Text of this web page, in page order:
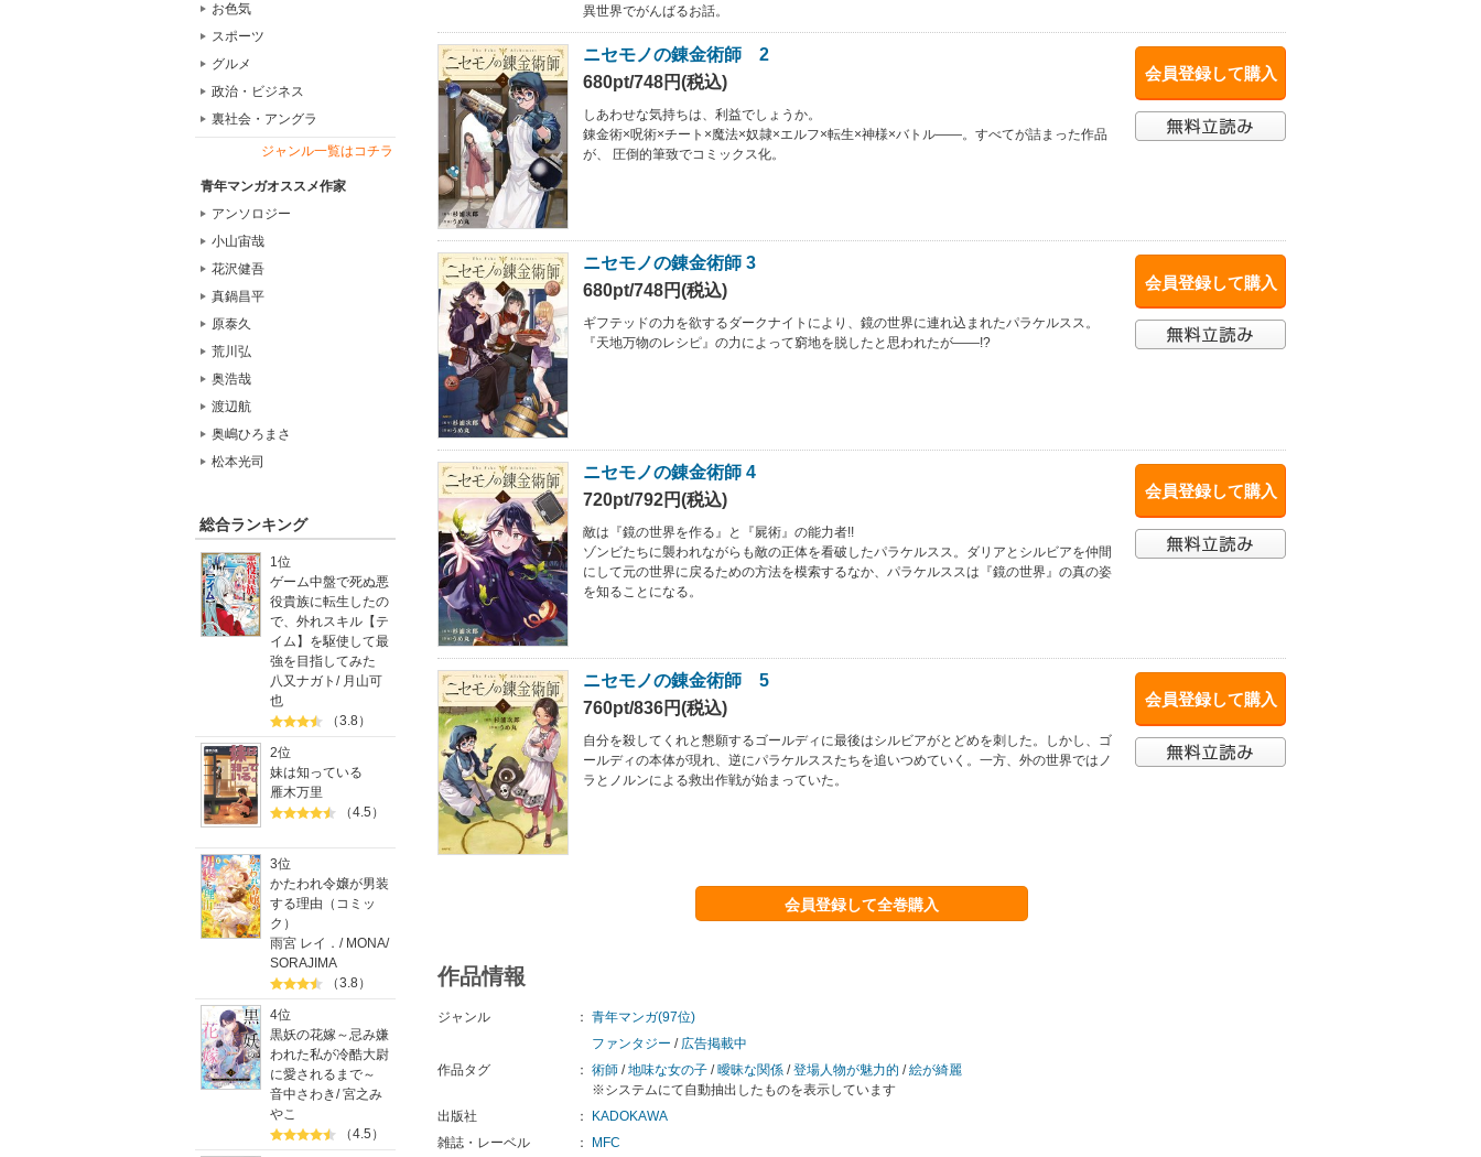
お色気
スポーツ
グルメ
政治・ビジネス
裏社会・アングラ
ジャンル一覧はコチラ
青年マンガオススメ作家
アンソロジー
小山宙哉
花沢健吾
真鍋昌平
原泰久
荒川弘
奥浩哉
渡辺航
奥嶋ひろまさ
松本光司
総合ランキング
1位
ゲーム中盤で死ぬ悪
役貴族に転生したの
で、外れスキル【テ
イム】を駆使して最
強を目指してみた
八又ナガト / 月山可
也
（3.8）
2位
妹は知っている
雁木万里
（4.5）
3位
かたわれ令嬢が男装
する理由（コミッ
ク）
雨宮 レイ． / MONA/
SORAJIMA
（3.8）
4位
黒妖の花嫁～忌み嫌
われた私が冷酷大尉
に愛されるまで～
音中さわき/宮之み
やこ
（4.5）
異世界でがんばるお話。
会員登録して購入
ニセモノの錬金術師 2
680pt/748円(税込)
しあわせな気持ちは、利益でしょうか。
錬金術×呪術×チート×魔法×奴隷×エルフ×転生×神様×バトル――。すべてが詰まった作品
が、 圧倒的筆致でコミックス化。
会員登録して購入
ニセモノの錬金術師 3
680pt/748円(税込)
ギフテッドの力を欲するダークナイトにより、鏡の世界に連れ込まれたパラケルスス。
『天地万物のレシピ』の力によって窮地を脱したと思われたが――!?
会員登録して購入
ニセモノの錬金術師 4
720pt/792円(税込)
敵は『鏡の世界を作る』と『屍術』の能力者!!
ゾンビたちに襲われながらも敵の正体を看破したパラケルスス。ダリアとシルビアを仲間
にして元の世界に戻るための方法を模索するなか、パラケルススは『鏡の世界』の真の姿
を知ることになる。
会員登録して購入
ニセモノの錬金術師 5
760pt/836円(税込)
自分を殺してくれと懇願するゴールディに最後はシルビアがとどめを刺した。しかし、ゴ
ールディの本体が現れ、逆にパラケルススたちを追いつめていく。一方、外の世界ではノ
ラとノルンによる救出作戦が始まっていた。
会員登録して全巻購入
作品情報
ジャンル ： 青年マンガ(97位)
ファンタジー / 広告掲載中
作品タグ
： 術師 /地味な女の子 /曖昧な関係 /登場人物が魅力的 /絵が綺麗
※システムにて自動抽出したものを表示しています
出版社
：
KADOKAWA
雑誌・レーベル
：
MFC